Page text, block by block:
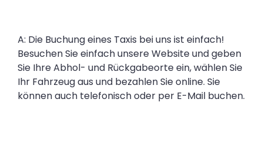
A: Die Buchung eines Taxis bei uns ist einfach!
Besuchen Sie einfach unsere Website und geben
Sie Ihre Abhol- und Rückgabeorte ein, wählen Sie
Ihr Fahrzeug aus und bezahlen Sie online. Sie
können auch telefonisch oder per E-Mail buchen.